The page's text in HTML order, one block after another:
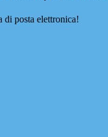
di posta elettronica!